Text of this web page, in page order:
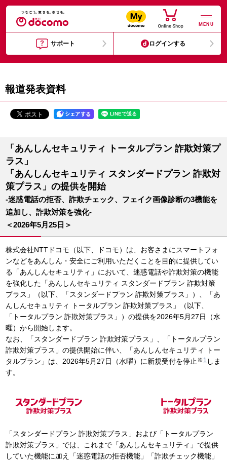
MENU
サポート ログインする
報道発表資料
「あんしんセキュリティ トータルプラン 詐欺対策プ
ラス」
「あんしんセキュリティ スタンダードプラン 詐欺対
策プラス」の提供を開始
-迷惑電話の拒否、詐欺チェック、フェイク画像診断の3機能を
追加し、詐欺対策を強化-
＜2026年5月25日＞
株式会社NTTドコモ（以下、ドコモ）は、お客さまにスマートフォ
ンなどをあんしん・安全にご利用いただくことを目的に提供してい
る「あんしんセキュリティ」において、迷惑電話や詐欺対策の機能
を強化した「あんしんセキュリティ スタンダードプラン 詐欺対策
プラス」（以下、「スタンダードプラン 詐欺対策プラス」）、「あ
んしんセキュリティ トータルプラン 詐欺対策プラス」（以下、
「トータルプラン 詐欺対策プラス」）の提供を2026年5月27日（水
曜）から開始します。
なお、「スタンダードプラン 詐欺対策プラス」、「トータルプラン
詐欺対策プラス」の提供開始に伴い、「あんしんセキュリティ トー
タルプラン」は、2026年5月27日（水曜）に新規受付を停止 ※1 しま
す。
「スタンダードプラン 詐欺対策プラス」および「トータルプラン
詐欺対策プラス」では、これまで「あんしんセキュリティ」で提供
していた機能に加え「迷惑電話の拒否機能」「詐欺チェック機能」